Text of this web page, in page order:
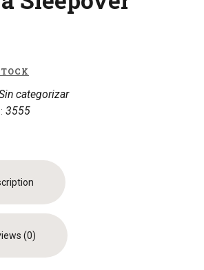
categorizar
3555
(0)